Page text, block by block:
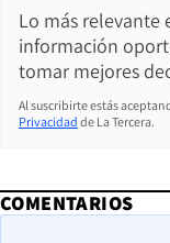
Lo más relevante
información
tomar mejores
Al suscribirte estás
Privacidad de La Tercera.
COMENTARIOS